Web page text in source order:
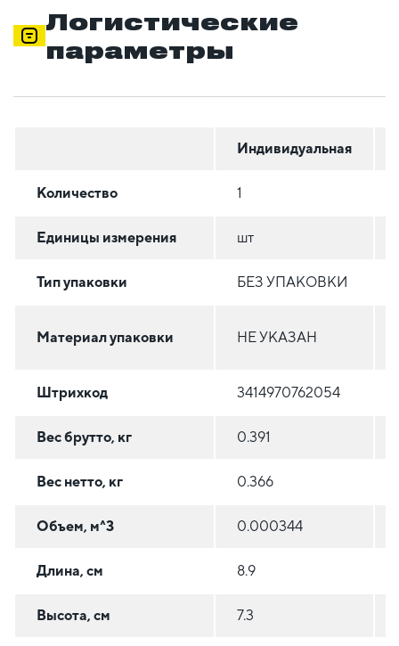
Логистические
параметры
Индивидуальная
Количество 1
Единицы измерения шт
Тип упаковки БЕЗ УПАКОВКИ
Материал упаковки НЕ УКАЗАН
Штрихкод 3414970762054
Вес брутто, кг 0.391
Вес нетто, кг 0.366
Объем, м^3 0.000344
Длина, см 8.9
Высота, см 7.3